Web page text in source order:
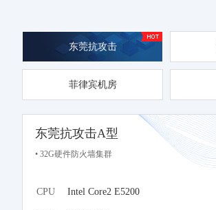
东莞抗攻击
菲律宾机房
东莞抗攻击A型
• 32G硬件防火墙集群
CPU Intel Core2 E5200